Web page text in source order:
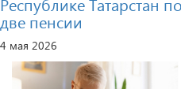
две пенсии
4 мая 2026